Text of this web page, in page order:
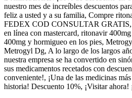
nuestro mes de increíbles descuentos
feliz a usted y a su familia, Compre
FEDEX COD CONSULTAR GRATIS,
en línea con mastercard, ritonavir
400mg y hormigueo en los pies,
Metrogyl Dg, A lo largo de los largos
nuestra empresa se ha convertido en
sus medicamentos recetados con
conveniente!, ¡Una de las medicinas
historia! Descuento 10%, ¡Visitar